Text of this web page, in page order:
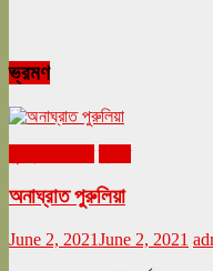
ভ্রমণ
অনাঘ্রাত পুরুলিয়া
June 2, 2021June 2, 2021